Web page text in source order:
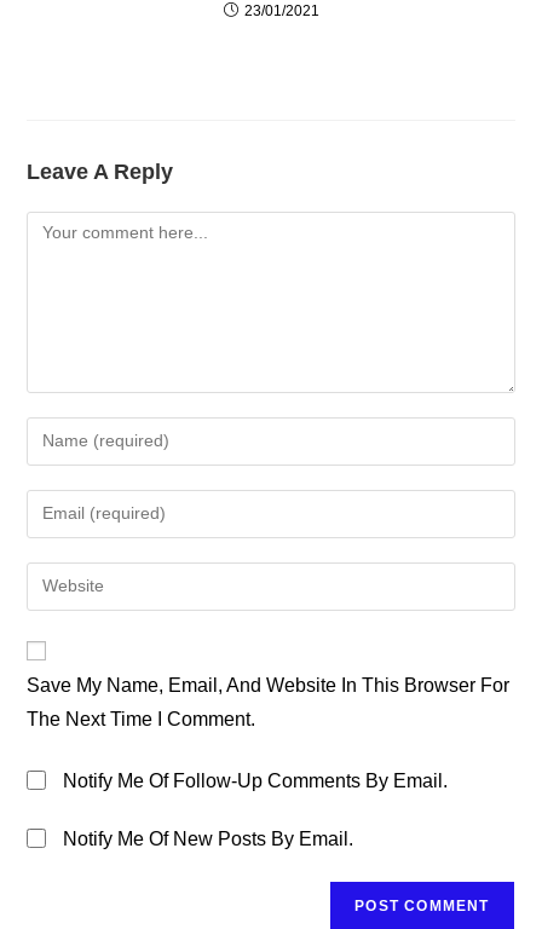
23/01/2021
Leave A Reply
Comment
Enter
Your
Name
Or
To
Comment
Enter
Your
Email
Address
Enter
Your
URL
(optional)
Save My Name, Email, And Website In This Browser For
The Next Time I Comment.
Notify Me Of Follow-Up Comments By Email.
Notify Me Of New Posts By Email.